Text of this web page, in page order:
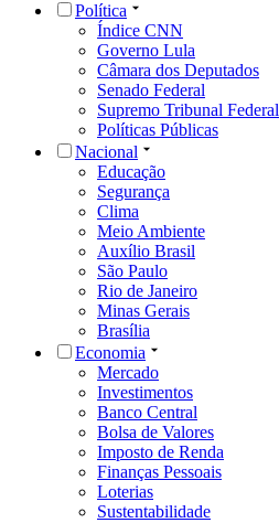
Política
Índice CNN
Governo Lula
Câmara dos Deputados
Senado Federal
Supremo Tribunal Federal
Políticas Públicas
Nacional
Educação
Segurança
Clima
Meio Ambiente
Auxílio Brasil
São Paulo
Rio de Janeiro
Minas Gerais
Brasília
Economia
Mercado
Investimentos
Banco Central
Bolsa de Valores
Imposto de Renda
Finanças Pessoais
Loterias
Sustentabilidade